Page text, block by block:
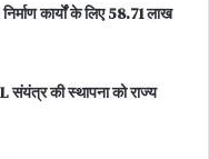
कार्यों के लिए 58.71 लाख
संयंत्र की स्थापना को राज्य